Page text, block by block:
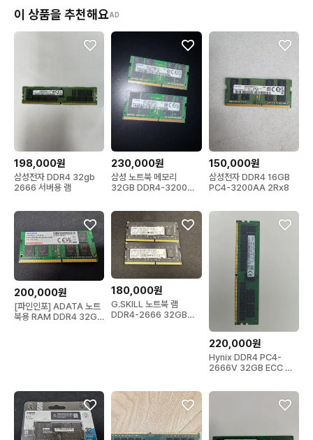
이 상품을 추천해요AD
198,000원
삼성전자 DDR4 32gb
2666 서버용 램
230,000원
삼성 노트북 메모리
32GB DDR4-3200
150,000원
삼성전자 DDR4 16GB
PC4-3200AA 2Rx8
200,000원
[파인인포] ADATA 노트
북용 RAM DDR4 32GB
180,000원
G.SKILL 노트북 램
DDR4-2666 32GB
220,000원
Hynix DDR4 PC4-
2666V 32GB ECC 램